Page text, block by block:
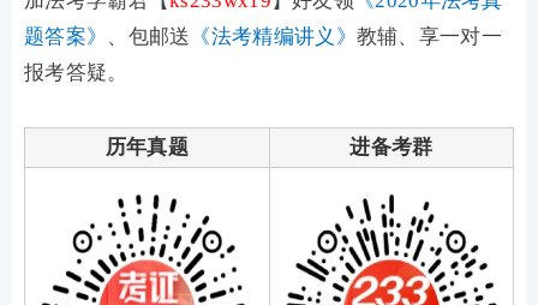
题答案》 、包邮送 《法考精编讲义》 教辅、享一对一
报考答疑。
历年真题 进备考群